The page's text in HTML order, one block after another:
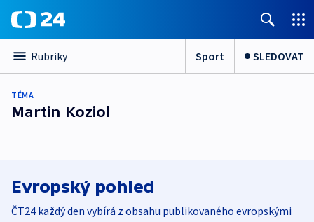
Rubriky Sport SLEDOVAT
TÉMA
Martin Koziol
Evropský pohled
ČT24 každý den vybírá z obsahu publikovaného evropskými